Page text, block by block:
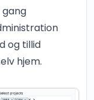
og tillid
hjem.